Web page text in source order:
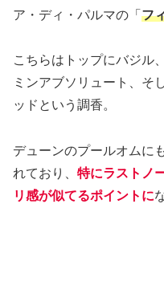
ア・ディ・パルマの「 フ
こちらはトップにバジル
ミンアブソリュート、そ
ッドという調香。
デューンのプールオムに
れており、 特にラストノ
リ感が似てるポイントに